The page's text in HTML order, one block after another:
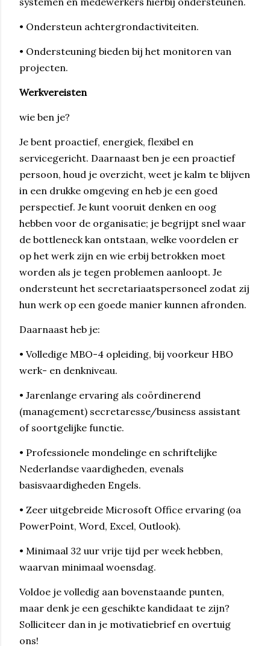
• Ondersteun achtergrondactiviteiten.
• Ondersteuning bieden bij het monitoren van
projecten.
Werkvereisten
wie ben je?
Je bent proactief, energiek, flexibel en
servicegericht. Daarnaast ben je een proactief
persoon, houd je overzicht, weet je kalm te blijven
in een drukke omgeving en heb je een goed
perspectief. Je kunt vooruit denken en oog
hebben voor de organisatie; je begrijpt snel waar
de bottleneck kan ontstaan, welke voordelen er
op het werk zijn en wie erbij betrokken moet
worden als je tegen problemen aanloopt. Je
ondersteunt het secretariaatspersoneel zodat zij
hun werk op een goede manier kunnen afronden.
Daarnaast heb je:
• Volledige MBO-4 opleiding, bij voorkeur HBO
werk- en denkniveau.
• Jarenlange ervaring als coördinerend
(management) secretaresse/business assistant
of soortgelijke functie.
• Professionele mondelinge en schriftelijke
Nederlandse vaardigheden, evenals
basisvaardigheden Engels.
• Zeer uitgebreide Microsoft Office ervaring (oa
PowerPoint, Word, Excel, Outlook).
• Minimaal 32 uur vrije tijd per week hebben,
waarvan minimaal woensdag.
Voldoe je volledig aan bovenstaande punten,
maar denk je een geschikte kandidaat te zijn?
Solliciteer dan in je motivatiebrief en overtuig
ons!